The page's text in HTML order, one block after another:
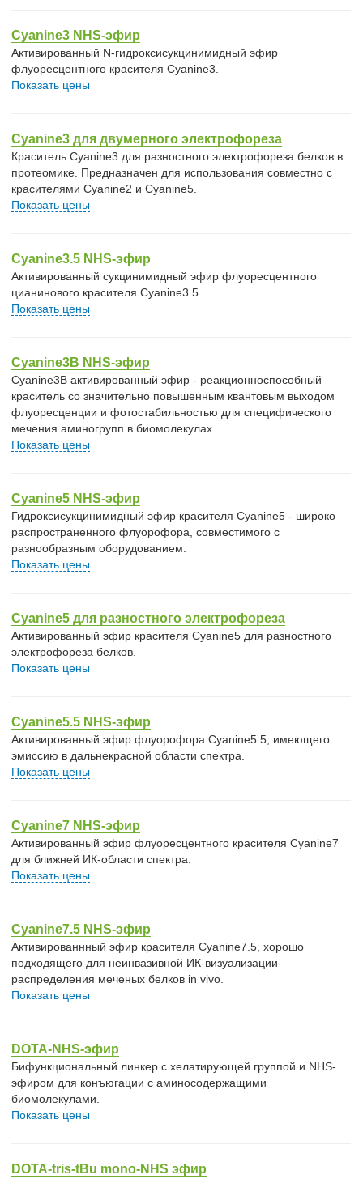
Cyanine3 NHS-эфир
Активированный N-гидроксисукцинимидный эфир
флуоресцентного красителя Cyanine3.
Показать цены
Cyanine3 для двумерного электрофореза
Краситель Cyanine3 для разностного электрофореза белков в
протеомике. Предназначен для использования совместно с
красителями Cyanine2 и Cyanine5.
Показать цены
Cyanine3.5 NHS-эфир
Активированный сукцинимидный эфир флуоресцентного
цианинового красителя Cyanine3.5.
Показать цены
Cyanine3B NHS-эфир
Cyanine3B активированный эфир - реакционноспособный
краситель со значительно повышенным квантовым выходом
флуоресценции и фотостабильностью для специфического
мечения аминогрупп в биомолекулах.
Показать цены
Cyanine5 NHS-эфир
Гидроксисукцинимидный эфир красителя Cyanine5 - широко
распространенного флуорофора, совместимого с
разнообразным оборудованием.
Показать цены
Cyanine5 для разностного электрофореза
Активированный эфир красителя Cyanine5 для разностного
электрофореза белков.
Показать цены
Cyanine5.5 NHS-эфир
Активированный эфир флуорофора Cyanine5.5, имеющего
эмиссию в дальнекрасной области спектра.
Показать цены
Cyanine7 NHS-эфир
Активированный эфир флуоресцентного красителя Cyanine7
для ближней ИК-области спектра.
Показать цены
Cyanine7.5 NHS-эфир
Активированнный эфир красителя Cyanine7.5, хорошо
подходящего для неинвазивной ИК-визуализации
распределения меченых белков in vivo.
Показать цены
DOTA-NHS-эфир
Бифункциональный линкер с хелатирующей группой и NHS-
эфиром для конъюгации с аминосодержащими
биомолекулами.
Показать цены
DOTA-tris-tBu mono-NHS эфир